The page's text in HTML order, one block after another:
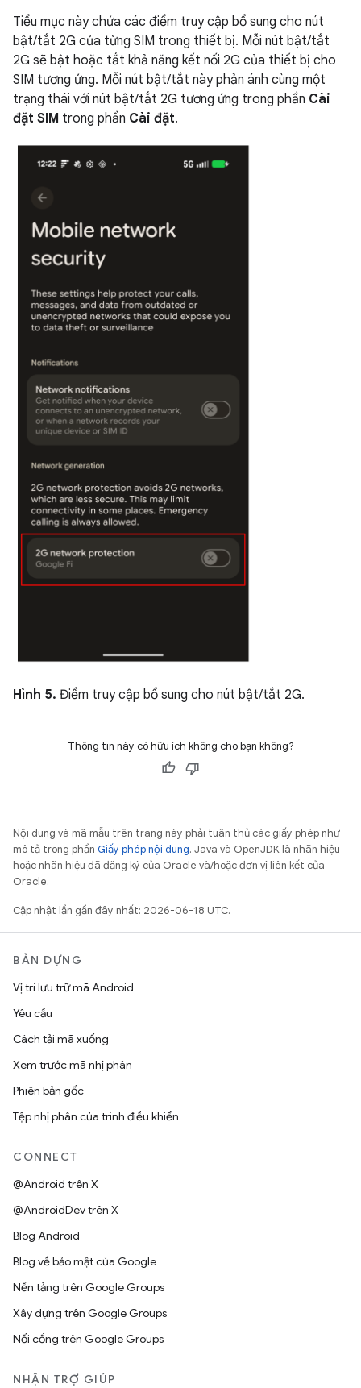
Tiểu mục này chứa các điểm truy cập bổ sung cho nút
bật/tắt 2G của từng SIM trong thiết bị. Mỗi nút bật/tắt
2G sẽ bật hoặc tắt khả năng kết nối 2G của thiết bị cho
SIM tương ứng. Mỗi nút bật/tắt này phản ánh cùng một
trạng thái với nút bật/tắt 2G tương ứng trong phần Cài
đặt SIM trong phần Cài đặt.
Hình 5. Điểm truy cập bổ sung cho nút bật/tắt 2G.
Thông tin này có hữu ích không cho bạn không?
Nội dung và mã mẫu trên trang này phải tuân thủ các giấy phép như
mô tả trong phần Giấy phép nội dung. Java và OpenJDK là nhãn hiệu
hoặc nhãn hiệu đã đăng ký của Oracle và/hoặc đơn vị liên kết của
Oracle.
Cập nhật lần gần đây nhất: 2026-06-18 UTC.
BẢN DỰNG
Vị trí lưu trữ mã Android
Yêu cầu
Cách tải mã xuống
Xem trước mã nhị phân
Phiên bản gốc
Tệp nhị phân của trình điều khiển
CONNECT
@Android trên X
@AndroidDev trên X
Blog Android
Blog về bảo mật của Google
Nền tảng trên Google Groups
Xây dựng trên Google Groups
Nối cổng trên Google Groups
NHẬN TRỢ GIÚP